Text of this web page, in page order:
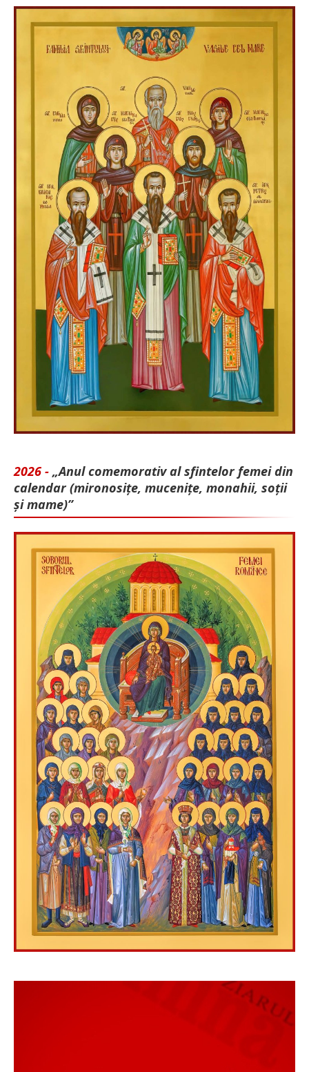
2026 - „Anul comemorativ al sfintelor femei din
calendar (mironosițe, mu­cenițe, monahii, soții
și mame)”